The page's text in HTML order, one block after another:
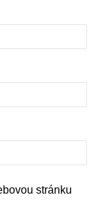
stránku